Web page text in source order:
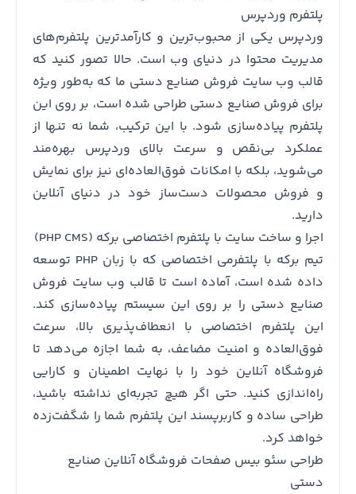
پلتفرم وردپرس
وردپرس یکی از محبوب‌ترین و کارآمدترین پلتفرم‌های
مدیریت محتوا در دنیای وب است. حالا تصور کنید که
قالب وب سایت فروش صنایع دستی ما که به‌طور ویژه
برای فروش صنایع دستی طراحی شده است، بر روی این
پلتفرم پیاده‌سازی شود. با این ترکیب، شما نه تنها از
عملکرد بی‌نقص و سرعت بالای وردپرس بهره‌مند
می‌شوید، بلکه با امکانات فوق‌العاده‌ای نیز برای نمایش
و فروش محصولات دست‌ساز خود در دنیای آنلاین
دارید.
اجرا و ساخت سایت با پلتفرم اختصاصی برکه (PHP CMS)
تیم برکه با پلتفرمی اختصاصی که با زبان PHP توسعه
داده شده است، آماده است تا قالب وب سایت فروش
صنایع دستی را بر روی این سیستم پیاده‌سازی کند.
این پلتفرم اختصاصی با انعطاف‌پذیری بالا، سرعت
فوق‌العاده و امنیت مضاعف، به شما اجازه می‌دهد تا
فروشگاه آنلاین خود را با نهایت اطمینان و کارایی
راه‌اندازی کنید. حتی اگر هیچ تجربه‌ای نداشته باشید،
طراحی ساده و کاربرپسند این پلتفرم شما را شگفت‌زده
خواهد کرد.
طراحی سئو بیس صفحات فروشگاه آنلاین صنایع
دستی